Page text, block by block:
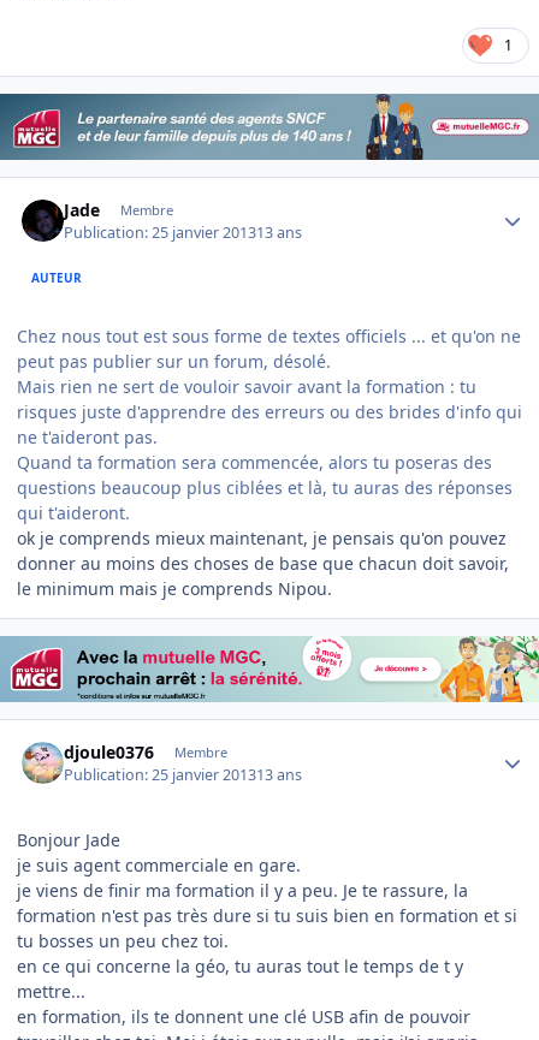
1
Jade Membre
Publication:25 janvier 201313 ans
AUTEUR
Chez nous tout est sous forme de textes officiels ... et qu'on ne
peut pas publier sur un forum, désolé.
Mais rien ne sert de vouloir savoir avant la formation : tu
risques juste d'apprendre des erreurs ou des brides d'info qui
ne t'aideront pas.
Quand ta formation sera commencée, alors tu poseras des
questions beaucoup plus ciblées et là, tu auras des réponses
qui t'aideront.
ok je comprends mieux maintenant, je pensais qu'on pouvez
donner au moins des choses de base que chacun doit savoir,
le minimum mais je comprends Nipou.
djoule0376 Membre
Publication:25 janvier 201313 ans
Bonjour Jade
je suis agent commerciale en gare.
je viens de finir ma formation il y a peu. Je te rassure, la
formation n'est pas très dure si tu suis bien en formation et si
tu bosses un peu chez toi.
en ce qui concerne la géo, tu auras tout le temps de t y
mettre...
en formation, ils te donnent une clé USB afin de pouvoir